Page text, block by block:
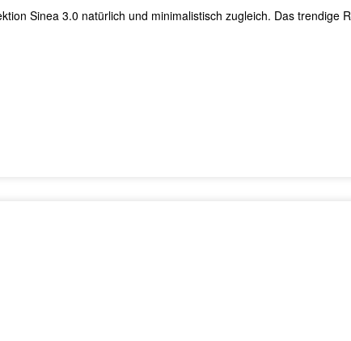
Sinea 3.0 natürlich und minimalistisch zugleich. Das trendige